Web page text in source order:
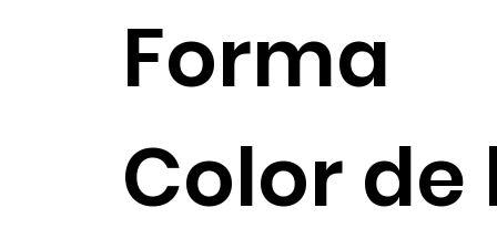
Forma
Color de